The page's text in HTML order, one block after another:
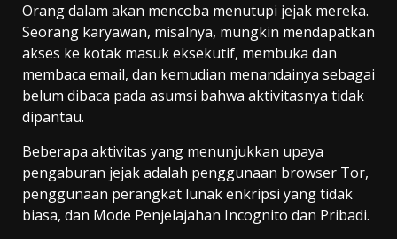
Orang dalam akan mencoba menutupi jejak mereka.
Seorang karyawan, misalnya, mungkin mendapatkan
akses ke kotak masuk eksekutif, membuka dan
membaca email, dan kemudian menandainya sebagai
belum dibaca pada asumsi bahwa aktivitasnya tidak
dipantau.
Beberapa aktivitas yang menunjukkan upaya
pengaburan jejak adalah penggunaan browser Tor,
penggunaan perangkat lunak enkripsi yang tidak
biasa, dan Mode Penjelajahan Incognito dan Pribadi.